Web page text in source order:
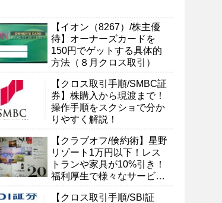
【イオン（8267）/株主優
待】オーナーズカードを
150円でゲットする具体的
方法（８月クロス取引）
【クロス取引手順/SMBC証
券】株購入から現渡まで！
操作手順をスクショで分か
りやすく解説！
【クラブオフ/倹約術】星野
リゾート1万円以下！レス
トランや家具が10%引き！
福利厚生で様々なサービス
【クロス取引手順/SBI証